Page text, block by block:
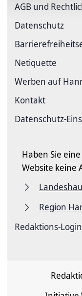
AGB und
Datenschutz
Netiquette
Werben auf
Kontakt
Datenschutz-
Haben Sie
Website keine
Region
Redaktions-Login